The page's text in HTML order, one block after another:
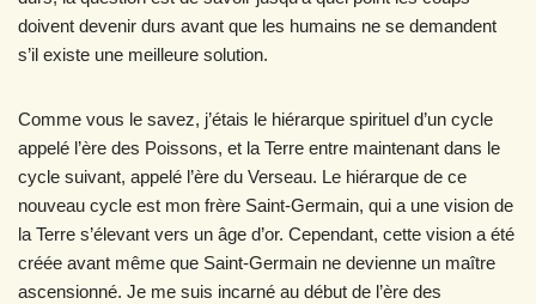
doivent devenir durs avant que les humains ne se demandent
s’il existe une meilleure solution.
Comme vous le savez, j’étais le hiérarque spirituel d’un cycle
appelé l’ère des Poissons, et la Terre entre maintenant dans le
cycle suivant, appelé l’ère du Verseau. Le hiérarque de ce
nouveau cycle est mon frère Saint-Germain, qui a une vision de
la Terre s’élevant vers un âge d’or. Cependant, cette vision a été
créée avant même que Saint-Germain ne devienne un maître
ascensionné. Je me suis incarné au début de l’ère des